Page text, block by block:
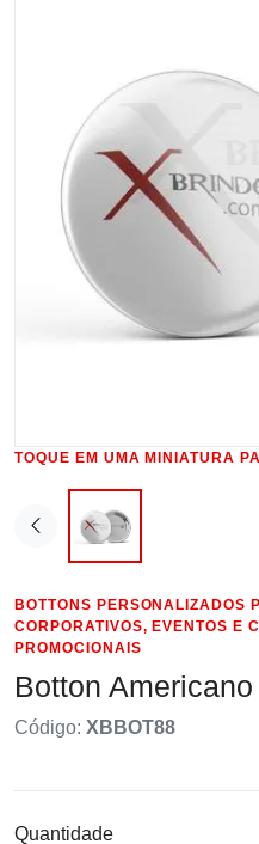
TOQUE EM UMA MINIATURA
BOTTONS PERSONALIZADOS
CORPORATIVOS, EVENTOS E
PROMOCIONAIS
Botton
Código: XBBOT88
Quantidade